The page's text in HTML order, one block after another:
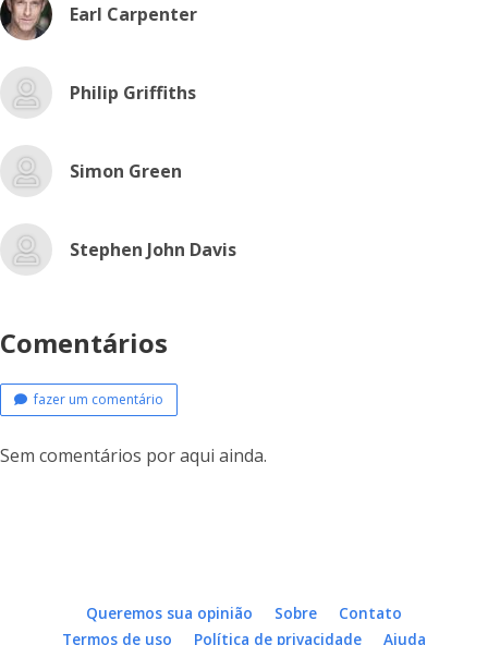
Earl Carpenter
Philip Griffiths
Simon Green
Stephen John Davis
Comentários
fazer um comentário
Sem comentários por aqui ainda.
Queremos sua opinião Sobre
Contato
Termos de uso
Política de privacidade Ajuda